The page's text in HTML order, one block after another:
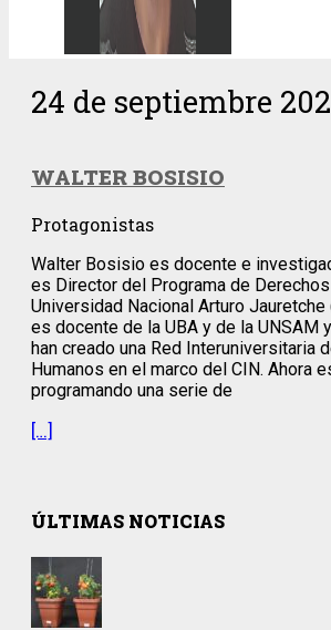
24 de septiembre
WALTER BOSISIO
Protagonistas
Walter Bosisio es docente e
es Director del Programa de
Universidad Nacional Arturo Jauretche
es docente de la UBA y de la UNSAM
han creado una Red Interuniversitaria
Humanos en el marco del CIN. Ahora
programando una serie de
[…]
ÚLTIMAS NOTICIAS